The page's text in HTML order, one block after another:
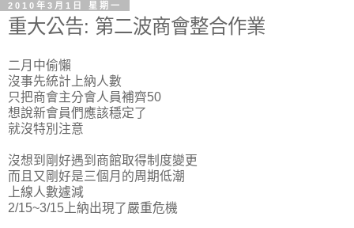
2010年3月1日 星期一
重大公告: 第二波商會整合作業
二月中偷懶
沒事先統計上納人數
只把商會主分會人員補齊50
想說新會員們應該穩定了
就沒特別注意
沒想到剛好遇到商館取得制度變更
而且又剛好是三個月的周期低潮
上線人數遽減
2/15~3/15上納出現了嚴重危機